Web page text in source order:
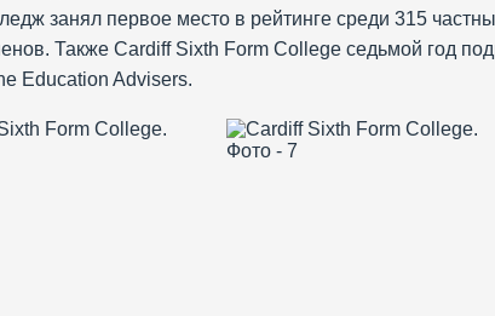
занял первое место в рейтинге среди 315
Также Cardiff Sixth Form College седьмой год
Education Advisers.